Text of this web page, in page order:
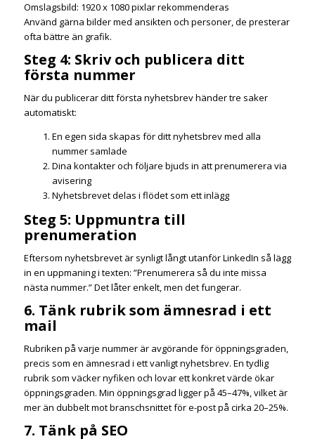
Omslagsbild: 1920 x 1080 pixlar rekommenderas
Använd gärna bilder med ansikten och personer, de presterar
ofta bättre än grafik.
Steg 4: Skriv och publicera ditt
första nummer
När du publicerar ditt första nyhetsbrev händer tre saker
automatiskt:
En egen sida skapas för ditt nyhetsbrev med alla
nummer samlade
Dina kontakter och följare bjuds in att prenumerera via
avisering
Nyhetsbrevet delas i flödet som ett inlägg
Steg 5: Uppmuntra till
prenumeration
Eftersom nyhetsbrevet är synligt långt utanför LinkedIn så lägg
in en uppmaning i texten: ”Prenumerera så du inte missa
nästa nummer.” Det låter enkelt, men det fungerar.
6. Tänk rubrik som ämnesrad i ett
mail
Rubriken på varje nummer är avgörande för öppningsgraden,
precis som en ämnesrad i ett vanligt nyhetsbrev. En tydlig
rubrik som väcker nyfiken och lovar ett konkret värde ökar
öppningsgraden. Min öppningsgrad ligger på 45–47%, vilket är
mer än dubbelt mot branschsnittet för e-post på cirka 20–25%.
7. Tänk på SEO